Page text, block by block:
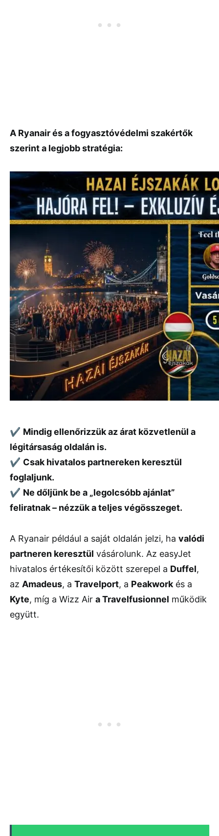
A Ryanair és a fogyasztóvédelmi szakértők
szerint a legjobb stratégia:
✔ Mindig ellenőrizzük az árat közvetlenül a
légitársaság oldalán is.
✔ Csak hivatalos partnereken keresztül
foglaljunk.
✔ Ne dőljünk be a „legolcsóbb ajánlat”
feliratnak – nézzük a teljes végösszeget.
A Ryanair például a saját oldalán jelzi, ha valódi
partneren keresztül vásárolunk. Az easyJet
hivatalos értékesítői között szerepel a Duffel,
az Amadeus, a Travelport, a Peakworkés a
Kyte, míg a Wizz Air a Travelfusionnel működik
együtt.